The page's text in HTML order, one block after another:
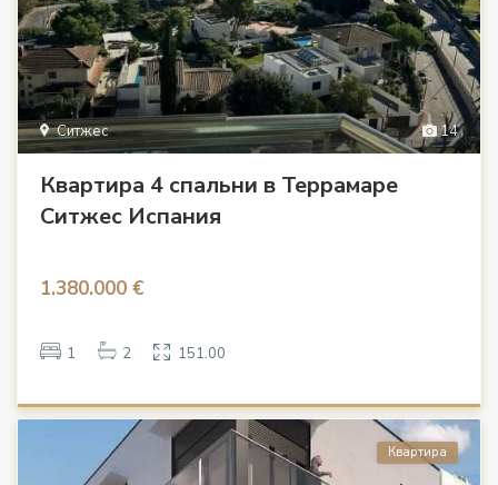
14
Ситжес
Квартира 4 спальни в Террамаре
Ситжес Испания
1.380.000 €
1 2 151.00
Квартира